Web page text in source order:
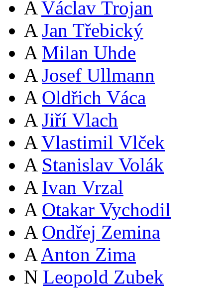
A Václav Trojan
A Jan Třebický
A Milan Uhde
A Josef Ullmann
A Oldřich Váca
A Jiří Vlach
A Vlastimil Vlček
A Stanislav Volák
A Ivan Vrzal
A Otakar Vychodil
A Ondřej Zemina
A Anton Zima
N Leopold Zubek